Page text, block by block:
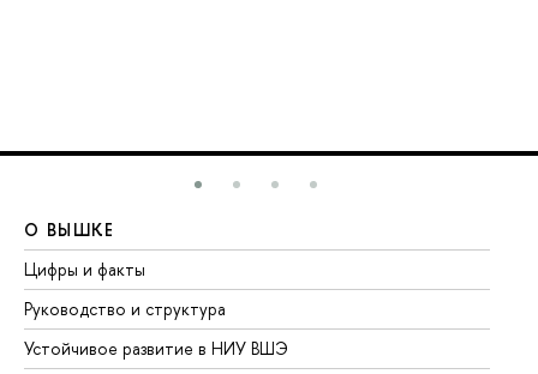
О ВЫШКЕ
Цифры и факты
Руководство и структура
Устойчивое развитие в НИУ ВШЭ